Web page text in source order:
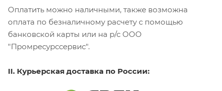
Оплатить можно наличными, также возможна
оплата по безналичному расчету с помощью
банковской карты или на р/с ООО
"Промресурссервис".
II. Курьерская доставка по России: